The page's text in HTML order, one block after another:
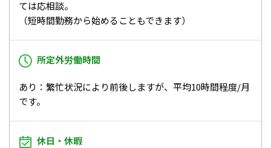
ては応相談。
（短時間勤務から始めることもできます）
所定外労働時間
あり：繁忙状況により前後しますが、平均10時間程度/月
です。
休日・休暇